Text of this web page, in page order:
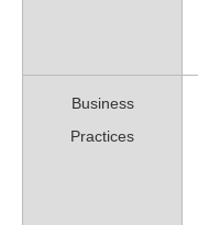
Business
Practices